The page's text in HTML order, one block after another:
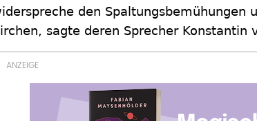
den Spaltungsbemühungen
sagte deren Sprecher Konstantin